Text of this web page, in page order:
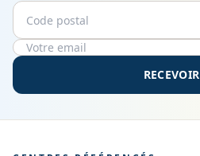
Code postal
Email
RECEVOIR